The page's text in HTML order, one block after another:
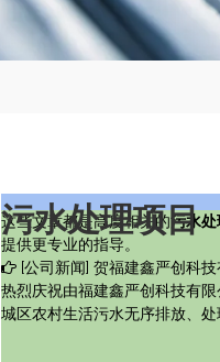
污水处理项目
这些文章都是高度相关的污水处
提供更专业的指导。
[公司新闻] 贺福建鑫严创科
热烈庆祝由福建鑫严创科技有
城区农村生活污水无序排放、